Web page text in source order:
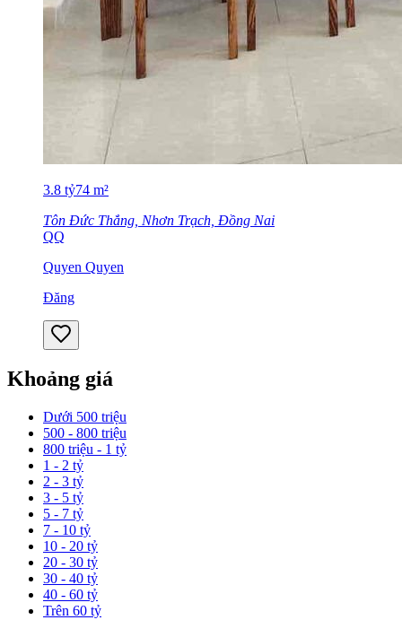
3.8 tỷ74 m²
Tôn Đức Thắng, Nhơn Trạch, Đồng Nai
QQ
Quyen Quyen
Đăng
Khoảng giá
Dưới 500 triệu
500 - 800 triệu
800 triệu - 1 tỷ
1 - 2 tỷ
2 - 3 tỷ
3 - 5 tỷ
5 - 7 tỷ
7 - 10 tỷ
10 - 20 tỷ
20 - 30 tỷ
30 - 40 tỷ
40 - 60 tỷ
Trên 60 tỷ